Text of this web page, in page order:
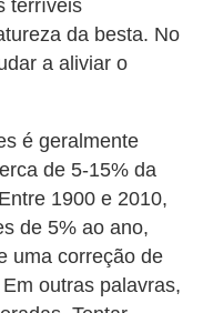
terríveis
da besta. No
a aliviar o
é geralmente
de 5-15% da
1900 e 2010,
de 5% ao ano,
uma correção de
outras palavras,